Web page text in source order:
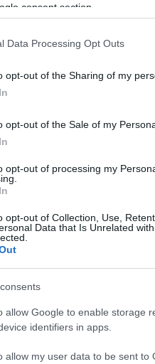
consent section.
Data Processing Opt Outs
opt-out of the Sharing of my
opt-out of the Sale of my
opt-out of processing my
opt-out of Collection, Use,
Data that Is Unrelated
allow Google to enable storage
identifiers in apps.
allow my user data to be sent to
Italiana e Fondazione
progetto ha come
in difficoltà,
educazione